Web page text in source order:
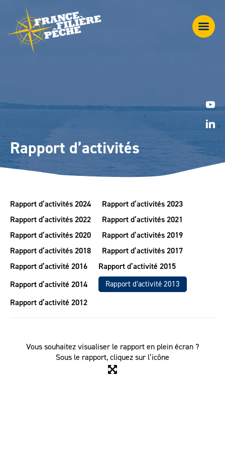
Rapport d’activités
Rapport d’activités 2024
Rapport d’activités 2023
Rapport d’activités 2022
Rapport d’activités 2021
Rapport d’activités 2020
Rapport d’activités 2019
Rapport d’activités 2018
Rapport d’activités 2017
Rapport d’activité 2016
Rapport d’activité 2015
Rapport d’activité 2014
Rapport d’activité 2013
Rapport d’activité 2012
Vous souhaitez visualiser le rapport en plein écran ?
Sous le rapport, cliquez sur l’icône